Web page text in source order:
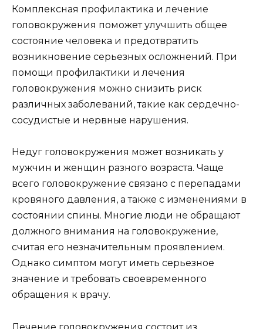
Комплексная профилактика и лечение
головокружения поможет улучшить общее
состояние человека и предотвратить
возникновение серьезных осложнений. При
помощи профилактики и лечения
головокружения можно снизить риск
различных заболеваний, такие как сердечно-
сосудистые и нервные нарушения.
Недуг головокружения может возникать у
мужчин и женщин разного возраста. Чаще
всего головокружение связано с перепадами
кровяного давления, а также с изменениями в
состоянии спины. Многие люди не обращают
должного внимания на головокружение,
считая его незначительным проявлением.
Однако симптом могут иметь серьезное
значение и требовать своевременного
обращения к врачу.
Лечение головокружения состоит из